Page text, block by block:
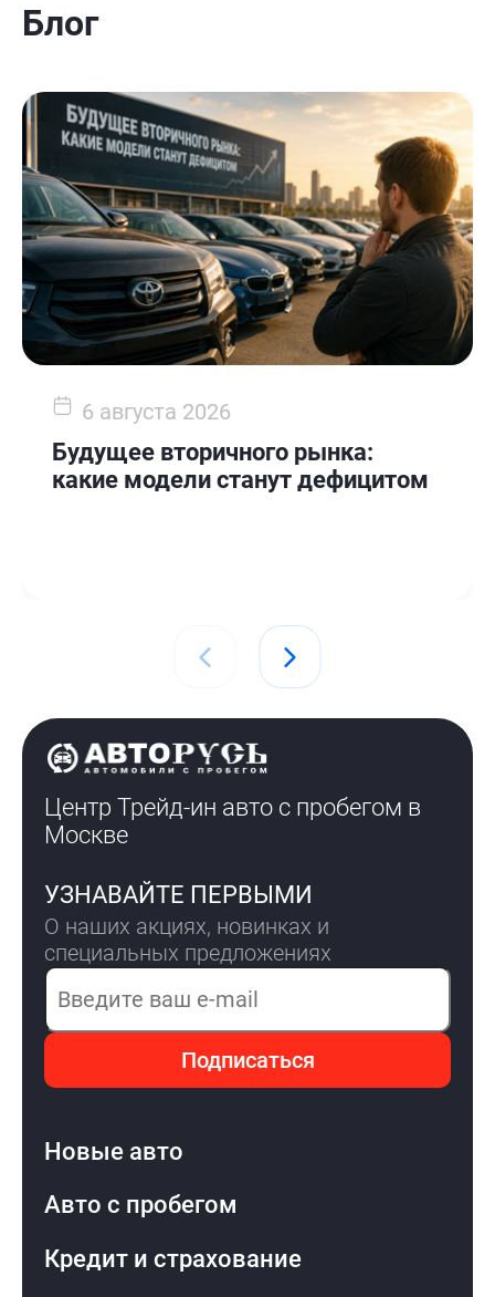
Блог
6 августа 2026
Будущее вторичного рынка:
какие модели станут дефицитом
Центр Трейд-ин авто с пробегом в
Москве
УЗНАВАЙТЕ ПЕРВЫМИ
О наших акциях, новинках и
специальных предложениях
Электронная почта
Подписаться
Новые авто
Авто с пробегом
Кредит и страхование